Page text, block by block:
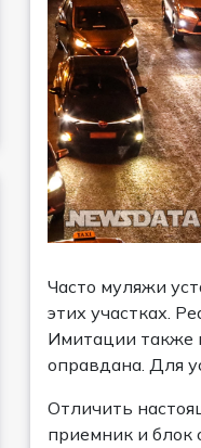
Часто муляжи
этих участках.
Имитации также
оправдана. Для
Отличить
приемник и блок